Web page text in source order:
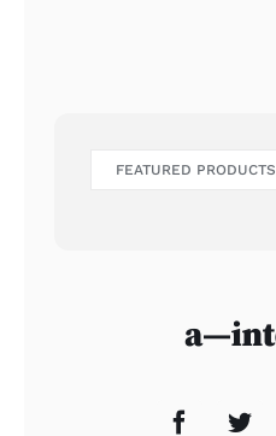
FEATURED PRODUCTS